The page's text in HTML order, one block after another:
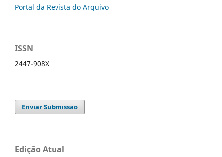
Portal da Revista do Arquivo
ISSN
2447-908X
Enviar Submissão
Edição Atual